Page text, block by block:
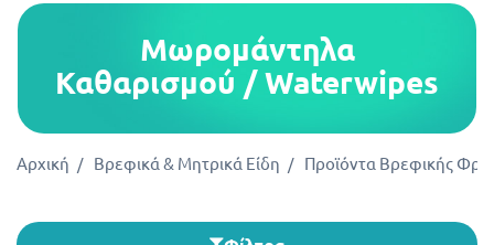
Μωρομάντηλα
Καθαρισμού / Waterwipes
Αρχική Βρεφικά & Μητρικά Είδη Προϊόντα Βρεφικής